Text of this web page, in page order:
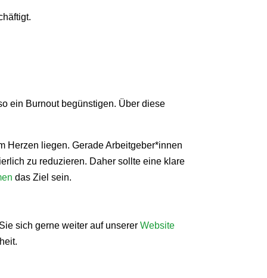
ein Burnout begünstigen. Über diese
Herzen liegen. Gerade Arbeitgeber*innen
zu reduzieren. Daher sollte eine klare
das Ziel sein.
sich gerne weiter auf unsererWebsite